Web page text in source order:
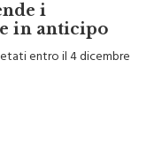
i
in anticipo
entro il 4 dicembre